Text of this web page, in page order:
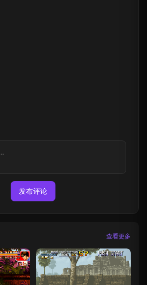
发布评论
查看更多